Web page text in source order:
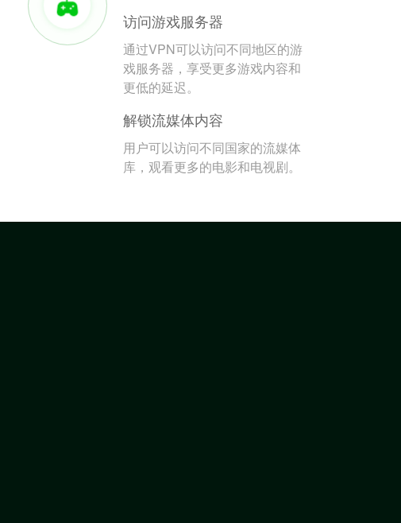
访问游戏服务器
通过VPN可以访问不同地区的游
戏服务器，享受更多游戏内容和
更低的延迟。
解锁流媒体内容
用户可以访问不同国家的流媒体
库，观看更多的电影和电视剧。